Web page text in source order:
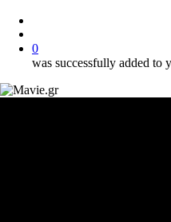
0
was successfully added to